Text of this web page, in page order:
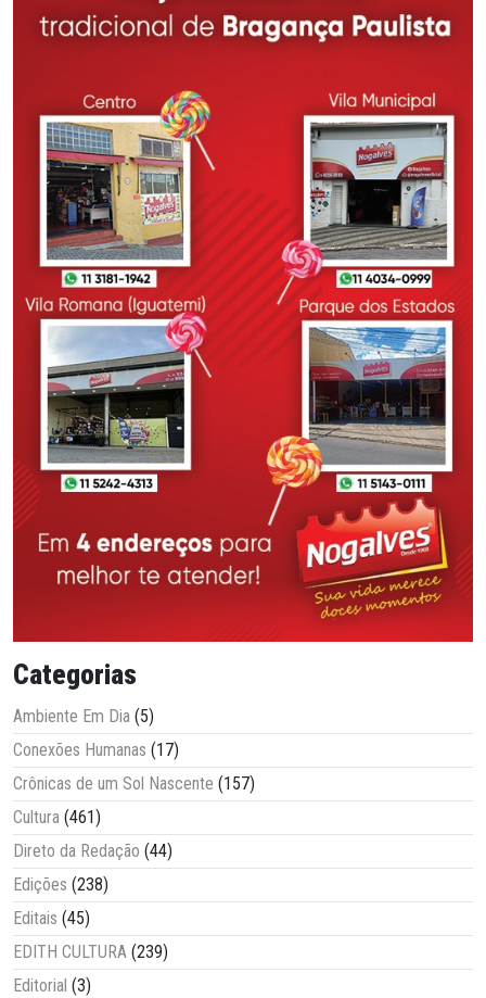
Categorias
Ambiente Em Dia (5)
Conexões Humanas (17)
Crônicas de um Sol Nascente (157)
Cultura (461)
Direto da Redação (44)
Edições (238)
Editais (45)
EDITH CULTURA (239)
Editorial (3)